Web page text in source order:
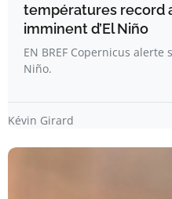
températures record
imminent d’El Niño
EN BREF Copernicus
Niño.
Kévin Girard